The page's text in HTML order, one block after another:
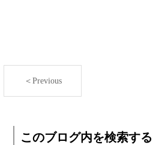
＜Previous
このブログ内を検索する